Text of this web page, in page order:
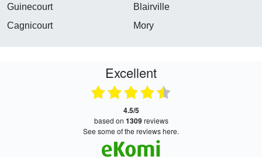
Guinecourt
Blairville
Cagnicourt
Mory
Excellent
4.5/5
based on 1309reviews
see some of the reviews here.